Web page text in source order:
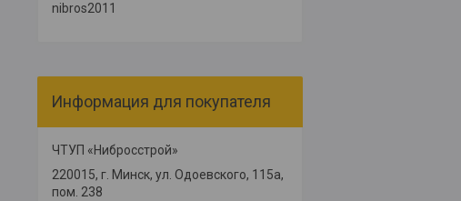
nibros2011
Информация для покупателя
ЧТУП «Нибросстрой»
220015, г. Минск, ул. Одоевского, 115а,
пом. 238